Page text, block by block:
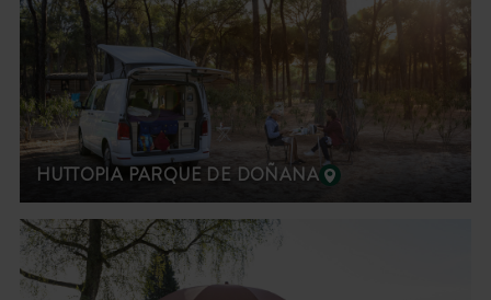
HUTTOPIA PARQUE DE DOÑANA